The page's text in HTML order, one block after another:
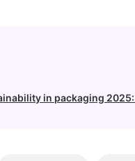
in packaging